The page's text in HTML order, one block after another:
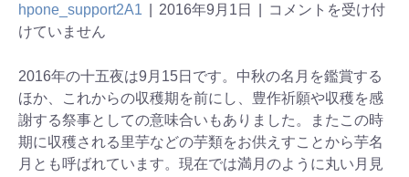
hpone_support2A1 2016年9月1日
コメントを受け付
けていません
2016年の十五夜は9月15日です。中秋の名月を鑑賞する
ほか、これからの収穫期を前にし、豊作祈願や収穫を感
謝する祭事としての意味合いもありました。またこの時
期に収穫される里芋などの芋類をお供えすことから芋名
月とも呼ばれています。現在では満月のように丸い月見